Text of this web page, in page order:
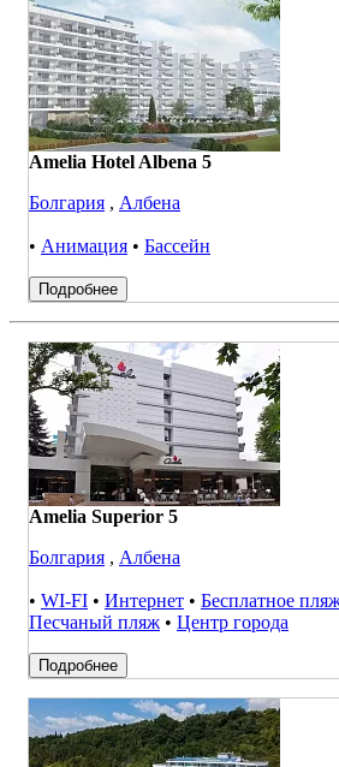
Amelia Hotel Albena 5
Болгария , Албена
• Анимация • Бассейн
Подробнее
Amelia Superior 5
Болгария , Албена
• WI-FI • Интернет • Бесплатное
Песчаный пляж • Центр города
Подробнее